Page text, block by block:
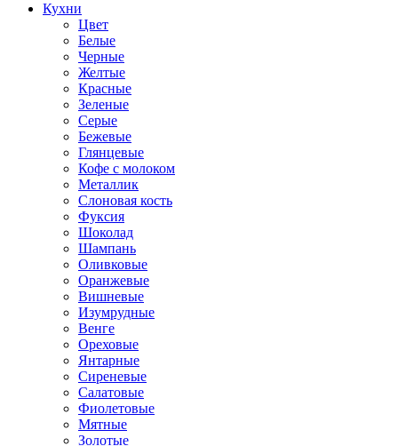
Кухни
Цвет
Белые
Черные
Желтые
Красные
Зеленые
Серые
Бежевые
Глянцевые
Кофе с молоком
Металлик
Слоновая кость
Фуксия
Шоколад
Шампань
Оливковые
Оранжевые
Вишневые
Изумрудные
Венге
Ореховые
Янтарные
Сиреневые
Салатовые
Фиолетовые
Мятные
Золотые